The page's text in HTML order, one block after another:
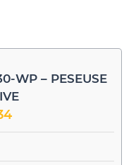
WP – PESEUSE